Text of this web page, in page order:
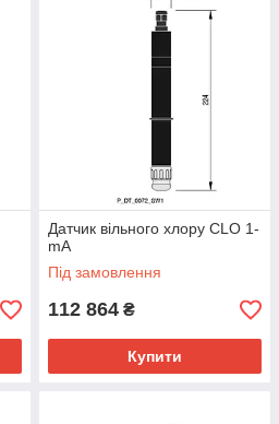
Датчик вільного хлору CLO 1-
mA
Під замовлення
112 864 ₴
Купити